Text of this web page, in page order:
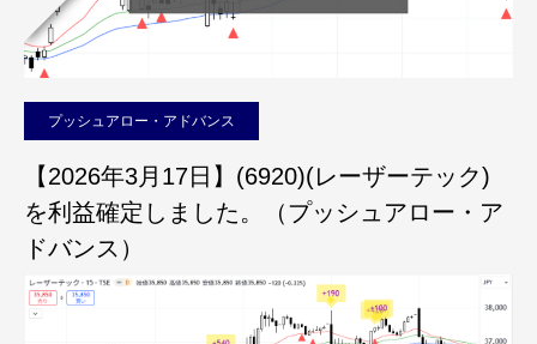
プッシュアロー・アドバンス
【2026年3月17日】(6920)(レーザーテック)
を利益確定しました。（プッシュアロー・ア
ドバンス）